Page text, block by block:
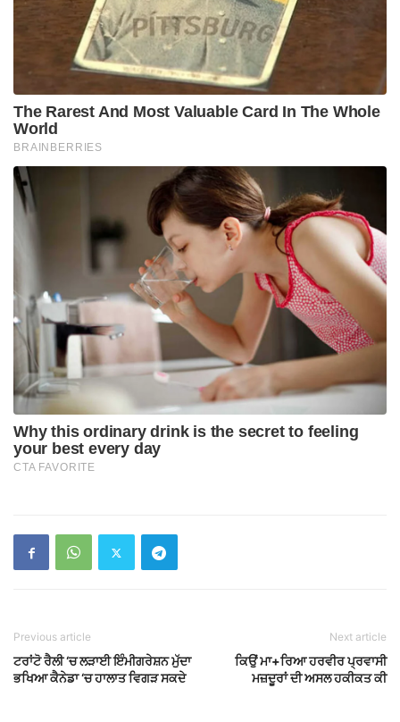
Previous article
ਟਰਾਂਟੋ ਰੈਲੀ ‘ਚ ਲੜਾਈ ਇੰਮੀਗਰੇਸ਼ਨ ਮੁੱਦਾ
ਭਖਿਆ ਕੈਨੇਡਾ ‘ਚ ਹਾਲਾਤ ਵਿਗੜ ਸਕਦੇ
Next article
ਕਿਉਂ ਮਾ+ਰਿਆ ਹਰਵੀਰ ਪ੍ਰਵਾਸੀ
ਮਜ਼ਦੂਰਾਂ ਦੀ ਅਸਲ ਹਕੀਕਤ ਕੀ